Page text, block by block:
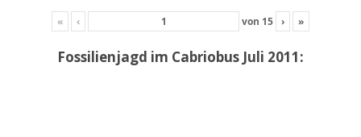
« ‹ von 15 › »
Fossilienjagd im Cabriobus Juli 2011: